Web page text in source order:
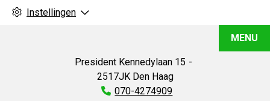
Instellingen
President Kennedylaan 15
2517JK Den Haag
Tel:
070-4274909
MENU